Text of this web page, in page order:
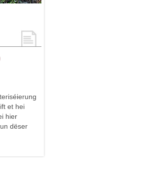
et hei
hier
dëser